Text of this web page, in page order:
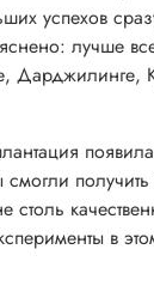
успехов
лучше
Дарджилинге,
смогли
в